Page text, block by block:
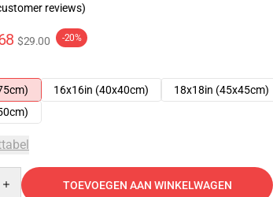
reviews)
$29.00 -20%
16x16in (40x40cm)
18x18in (45x45cm)
TOEVOEGEN AAN WINKELWAGEN